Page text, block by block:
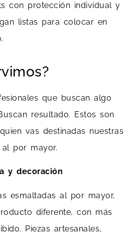
con protección individual y
listas para colocar en
que buscan algo
resultado. Estos son
vas destinadas nuestras
al por mayor.
y decoración
esmaltadas al por mayor,
diferente, con más
Piezas artesanales,